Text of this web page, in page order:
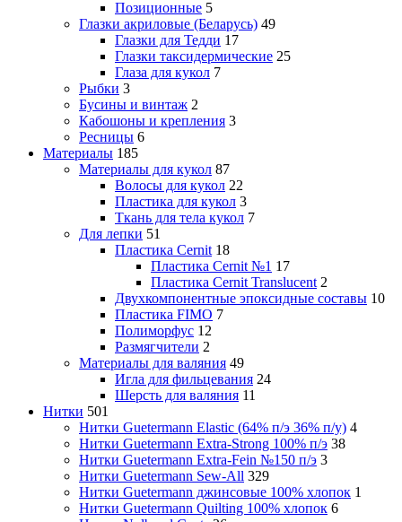
Позиционные 5
Глазки акриловые (Беларусь) 49
Глазки для Тедди 17
Глазки таксидермические 25
Глаза для кукол 7
Рыбки 3
Бусины и винтаж 2
Кабошоны и крепления 3
Ресницы 6
Материалы 185
Материалы для кукол 87
Волосы для кукол 22
Пластика для кукол 3
Ткань для тела кукол 7
Для лепки 51
Пластика Cernit 18
Пластика Cernit №1 17
Пластика Cernit Translucent 2
Двухкомпонентные эпоксидные составы 10
Пластика FIMO 7
Полиморфус 12
Размягчители 2
Материалы для валяния 49
Игла для фильцевания 24
Шерсть для валяния 11
Нитки 501
Нитки Guetermann Elastic (64% п/э 36% п/у) 4
Нитки Guetermann Extra-Strong 100% п/э 38
Нитки Guetermann Extra-Fein №150 п/э 3
Нитки Guetermann Sew-All 329
Нитки Guetermann джинсовые 100% хлопок 1
Нитки Guetermann Quilting 100% хлопок 6